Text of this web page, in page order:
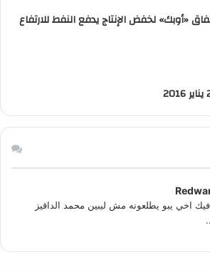
«أوبك» لخفض الإنتاج يدفع النفط للارتفاع
فيك اخي يبو يطلعونه مش ليبين محمد الداقيز